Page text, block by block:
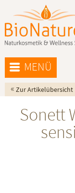
MENÜ
« Zur Artikelübersicht
Sonett